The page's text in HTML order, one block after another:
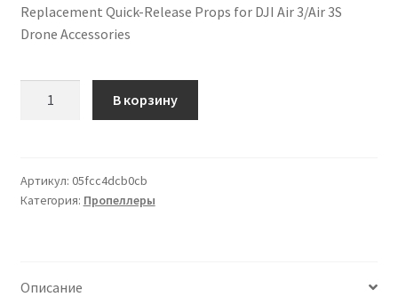
Прокладка трасс для кондиционеров
Сервисное обслуживание кондиционеров
Средства для чистки кондиционеров
Чистка кондиционеров
Replacement Quick-Release Props for DJI Air 3/Air 3S
Drone Accessories
Малошумные
запасные
DJI
В корзину
Артикул: 05fcc4dcb0cb
Категория: Пропеллеры
Описание